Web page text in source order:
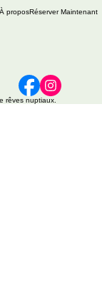
À proposRéserver Maintenant
rêves nuptiaux.